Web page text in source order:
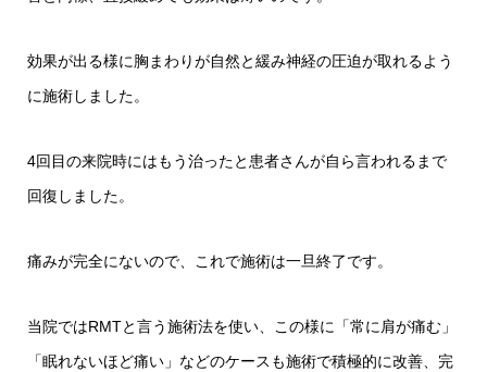
効果が出る様に胸まわりが自然と緩み神経の圧迫が取れるよう
に施術しました。
4回目の来院時にはもう治ったと患者さんが自ら言われるまで
回復しました。
痛みが完全にないので、これで施術は一旦終了です。
当院ではRMTと言う施術法を使い、この様に「常に肩が痛む」
「眠れないほど痛い」などのケースも施術で積極的に改善、完